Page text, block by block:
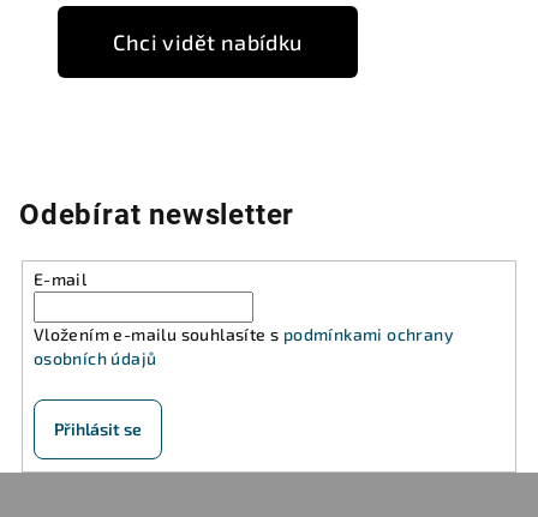
Chci vidět nabídku
Odebírat newsletter
E-mail
Vložením e-mailu souhlasíte s podmínkami ochrany
osobních údajů
Přihlásit se